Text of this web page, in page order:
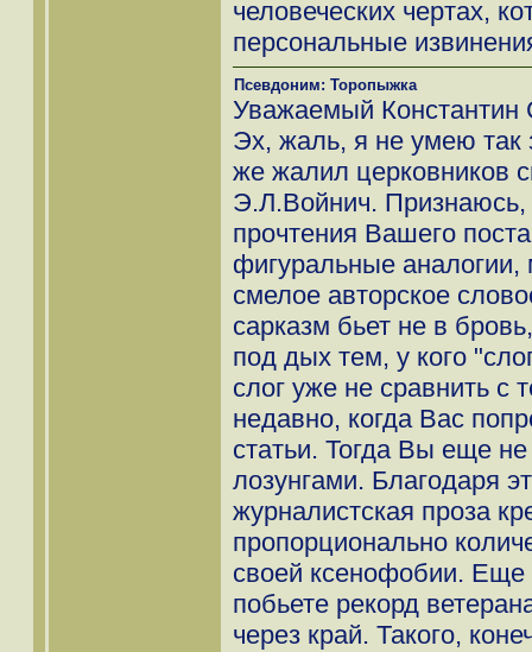
человеческих чертах,
персональные
Псевдоним: Торопыжка
Уважаемый Константин
Эх, жаль, я не умею так
же жалил церковников
Э.Л.Войнич. Признаюсь,
прочтения Вашего
фигуральные аналогии,
смелое авторское
сарказм бьет не в
под дых тем, у кого
слог уже не сравнить
недавно, когда Вас
статьи. Тогда Вы еще
лозунгами. Благодаря
журналистская проза
пропорционально
своей ксенофобии. Еще
побьете рекорд
через край. Такого,